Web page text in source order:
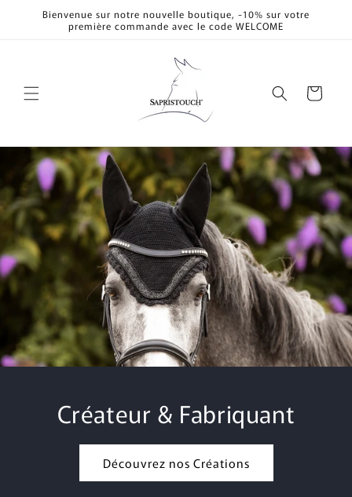
passer
Bienvenue sur notre nouvelle boutique, -10% sur votre
première commande avec le code WELCOME
Panier
Créateur & Fabriquant
Découvrez nos Créations